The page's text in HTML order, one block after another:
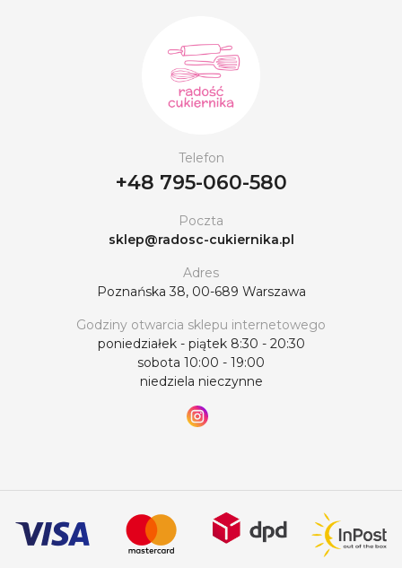
Telefon
+48 795-060-580
Poczta
sklep@radosc-cukiernika.pl
Adres
Poznańska 38, 00-689 Warszawa
Godziny otwarcia sklepu internetowego
poniedziałek - piątek 8:30 - 20:30
sobota 10:00 - 19:00
niedziela nieczynne